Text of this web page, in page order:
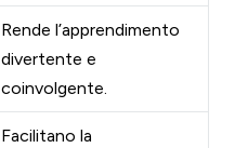
Rende l’apprendimento
divertente e
coinvolgente.
Facilitano la